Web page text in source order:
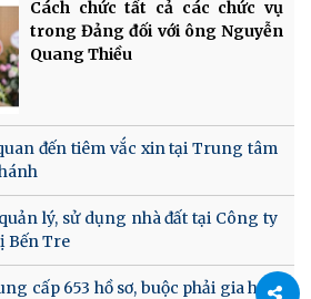
Cách chức tất cả các chức vụ
trong Đảng đối với ông Nguyễn
Quang Thiều
đến tiêm vắc xin tại Trung tâm
lý, sử dụng nhà đất tại Công ty
Bến Tre
cấp 653 hồ sơ, buộc phải gia hạn